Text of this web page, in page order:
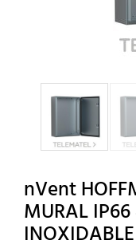
nVent
MURAL